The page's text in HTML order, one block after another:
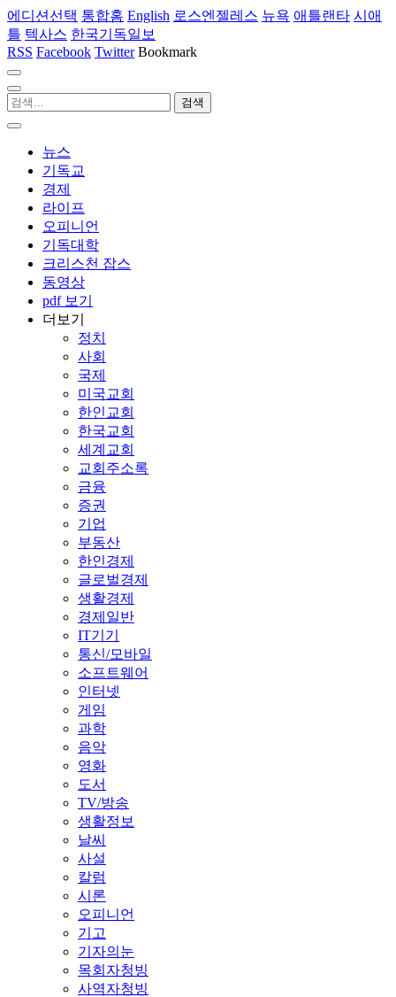
에디션선택 통합홈 English 로스엔젤레스 뉴욕 애틀랜타 시애
틀 텍사스 한국기독일보
RSS Facebook Twitter Bookmark
뉴스
기독교
경제
라이프
오피니언
기독대학
크리스천 잡스
동영상
pdf 보기
더보기
정치
사회
국제
미국교회
한인교회
한국교회
세계교회
교회주소록
금융
증권
기업
부동산
한인경제
글로벌경제
생활경제
경제일반
IT기기
통신/모바일
소프트웨어
인터넷
게임
과학
음악
영화
도서
TV/방송
생활정보
날씨
사설
칼럼
시론
오피니언
기고
기자의눈
목회자청빙
사역자청빙